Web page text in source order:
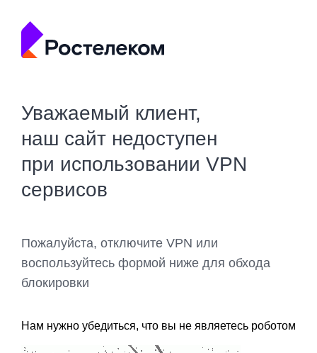
Уважаемый клиент,
наш сайт недоступен
при использовании VPN
сервисов
Пожалуйста, отключите VPN или
воспользуйтесь формой ниже для обхода
блокировки
Нам нужно убедиться, что вы не являетесь роботом